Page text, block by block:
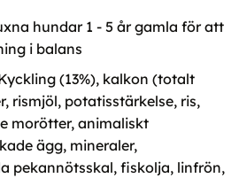
hundar 1 - 5 år gamla för att
i balans
(13%), kalkon (totalt
rismjöl, potatisstärkelse, ris,
morötter, animaliskt
ägg, mineraler,
pekannötsskal, fiskolja, linfrön,